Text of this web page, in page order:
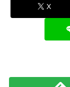
X